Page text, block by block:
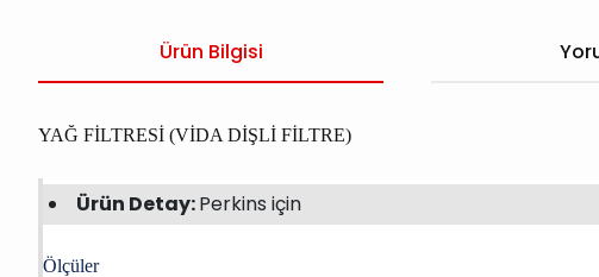
Ürün Bilgisi
YAĞ FİLTRESİ (VİDA DİŞLİ FİLTRE)
Ürün Detay:Perkins için
Ölçüler